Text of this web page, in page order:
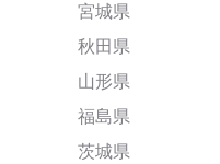
宮城県
秋田県
山形県
福島県
茨城県